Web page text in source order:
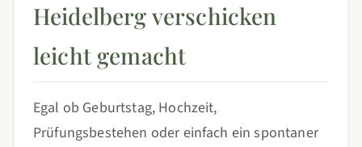
Heidelberg verschicken
leicht gemacht
Egal ob Geburtstag, Hochzeit,
Prüfungsbestehen oder einfach ein spontaner